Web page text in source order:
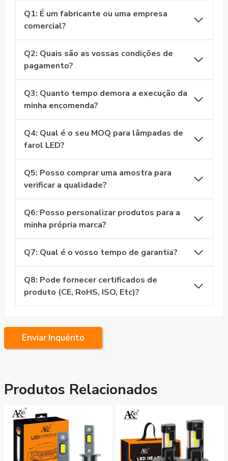
Q1: É um fabricante ou uma empresa
comercial?
Q2: Quais são as vossas condições de
pagamento?
Q3: Quanto tempo demora a execução da
minha encomenda?
Q4: Qual é o seu MOQ para lâmpadas de
farol LED?
Q5: Posso comprar uma amostra para
verificar a qualidade?
Q6: Posso personalizar produtos para a
minha própria marca?
Q7: Qual é o vosso tempo de garantia?
Q8: Pode fornecer certificados de
produto (CE, RoHS, ISO, Etc)?
Enviar Inquérito
Produtos Relacionados